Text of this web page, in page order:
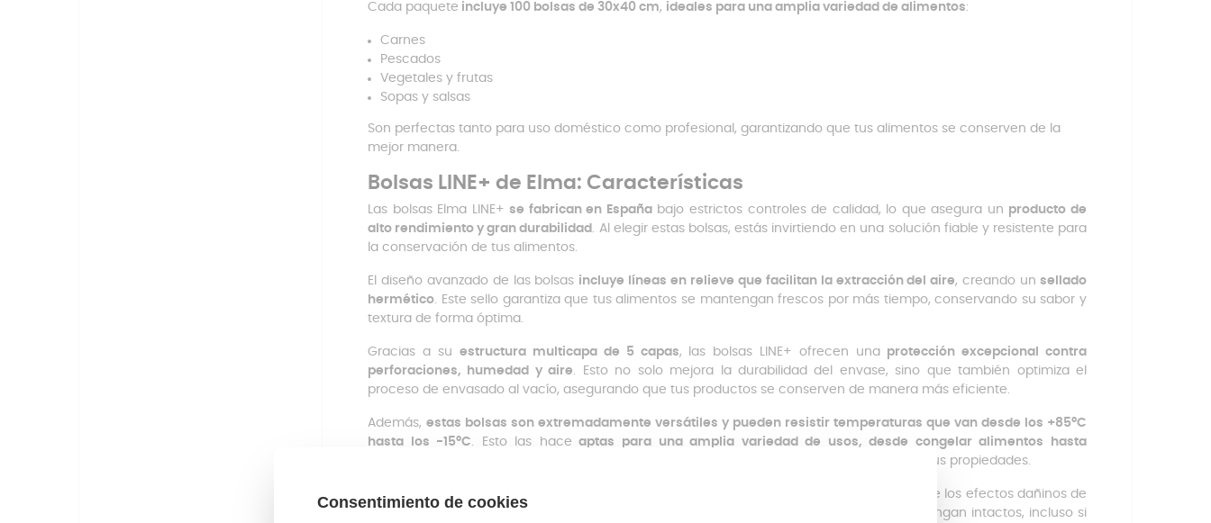
Cada paquete incluye 100 bolsas de 30x40 cm, ideales para una amplia variedad de alimentos:
Carnes
Pescados
Vegetales y frutas
Sopas y salsas
Son perfectas tanto para uso doméstico como profesional, garantizando que tus alimentos se conserven de la
mejor manera.
Bolsas LINE+ de Elma: Características
Las bolsas Elma LINE+se fabrican en Españabajo estrictos controles de calidad, lo que asegura un producto de
alto rendimiento y gran durabilidad . Al elegir estas bolsas, estás invirtiendo en una solución fiable y resistente para
la conservación de tus alimentos.
El diseño avanzado de las bolsas incluye líneas en relieve que facilitan la extracción del aire, creando un sellado
hermético. Este sello garantiza que tus alimentos se mantengan frescos por más tiempo, conservando su sabor y
textura de forma óptima.
Gracias a su estructura multicapa de 5 capas, las bolsas LINE+ ofrecen una protección excepcional contra
perforaciones, humedad y aire. Esto no solo mejora la durabilidad del envase, sino que también optimiza el
proceso de envasado al vacío, asegurando que tus productos se conserven de manera más eficiente.
Además, estas bolsas son extremadamente versátiles y pueden resistir temperaturas que van desde los +85ºC
hasta los -15ºC. Esto las hace aptas para una amplia variedad de usos, desde congelar alimentos hasta
, sin que pierdan sus propiedades.
Las bolsas LINE+ también cuentan con un
que protege los alimentos de los efectos dañinos de
la luz solar. Este filtro asegura que la frescura y los nutrientes de tus productos se mantengan intactos, incluso si